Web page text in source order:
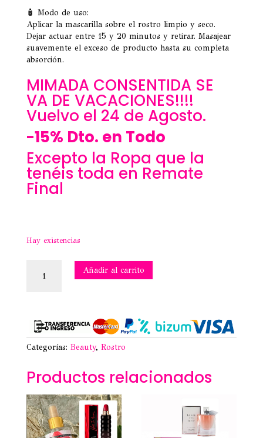
🧴 Modo de uso:
Aplicar la mascarilla sobre el rostro limpio y seco.
Dejar actuar entre 15 y 20 minutos y retirar. Masajear
suavemente el exceso de producto hasta su completa
absorción.
MIMADA CONSENTIDA SE
VA DE VACACIONES!!!!
Vuelvo el 24 de Agosto.
-15% Dto. en Todo
Excepto la Ropa que la
tenéis toda en Remate
Final
Hay existencias
FACIAL
KISS
BEAUTY
cantidad
Añadir al carrito
Categorías: Beauty, Rostro
Productos relacionados